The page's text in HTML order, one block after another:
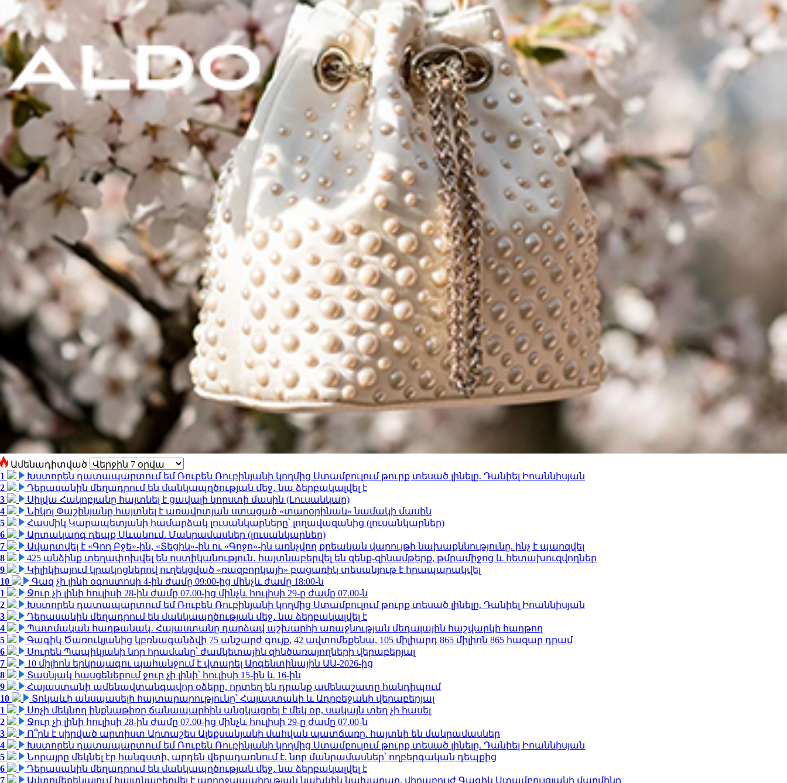
Ամենադիտված
1
Խստորեն դատապարտում եմ Ռուբեն Ռուբինյանի կողմից Ստամբուլում թուրք տեսած լինելը. Դանիել Իոաննիսյան
2
Դերասանին մեղադրում են մանկապղծության մեջ․ նա ձերբակալվել է
3
Սիլվա Հակոբյանը հայտնել է ցավալի կորստի մասին (Լուսանկար)
4
Նիկոլ Փաշինյանը հայտնել է առավոտյան ստացած «տարօրինակ» նամակի մասին
5
Հասմիկ Կարապետյանի համարձակ լուսանկարները՝ լողավազանից (լուսանկարներ)
6
Արտակարգ դեպք Սևանում. Մանրամասներ (լուսանկարներ)
7
Ավարտվել է «Գող Բջե»-ին, «Տեցիկ»-ին ու «Գոջո»-ին առնչվող քրեական վարույթի նախաքննությունը. ինչ է պարզվել
8
425 անձինք տեղափոխվել են ոստիկանություն․ հայտնաբերվել են զենք-զինամթերք, թմրամիջոց և հետախուզվողներ
9
Կիլիկիայում կրակոցներով ուղեկցված «ռազբորկայի» բացառիկ տեսանյութ է հրապարակվել
10
Գազ չի լինի օգոստոսի 4-ին ժամը 09:00-ից մինչև ժամը 18:00-ն
1
Ջուր չի լինի հուլիսի 28-ին ժամը 07.00-ից մինչև հուլիսի 29-ը ժամը 07.00-ն
2
Խստորեն դատապարտում եմ Ռուբեն Ռուբինյանի կողմից Ստամբուլում թուրք տեսած լինելը. Դանիել Իոաննիսյան
3
Դերասանին մեղադրում են մանկապղծության մեջ․ նա ձերբակալվել է
4
Պատմական հաղթանակ․ Հայաստանը դարձավ աշխարհի առաջնության մեդալային հաշվարկի հաղթող
5
Գագիկ Ծառուկյանից կբռնագանձվի 75 անշարժ գույք, 42 ավտոմեքենա, 105 միլիարդ 865 միլիոն 865 հազար դրամ
6
Սուրեն Պապիկյանի նոր հրամանը՝ ժամկետային զինծառայողների վերաբերյալ
7
10 միլիոն երկրպագու պահանջում է վտարել Արգենտինային ԱԱ-2026-ից
8
Տասնյակ հասցեներում ջուր չի լինի՝ հուլիսի 15-ին և 16-ին
9
Հայաստանի ամենավտանգավոր օձերը. որտեղ են դրանք ամենաշատը հանդիպում
10
Տոկաևի անսպասելի հայտարարությունը՝ Հայաստանի և Ադրբեջանի վերաբերյալ
1
Սոչի մեկնող ինքնաթիռը ճանապարհին անցկացրել է մեկ օր, սակայն տեղ չի հասել
2
Ջուր չի լինի հուլիսի 28-ին ժամը 07.00-ից մինչև հուլիսի 29-ը ժամը 07.00-ն
3
Ո՞րն է սիրված արտիստ Արտաշես Ալեքսանյանի մահվան պատճառը. հայտնի են մանրամասներ
4
Խստորեն դատապարտում եմ Ռուբեն Ռուբինյանի կողմից Ստամբուլում թուրք տեսած լինելը. Դանիել Իոաննիսյան
5
Նորայրը մեկնել էր հանգստի, արդեն վերադառնում է. նոր մանրամասներ՝ ողբերգական դեպքից
6
Դերասանին մեղադրում են մանկապղծության մեջ․ նա ձերբակալվել է
7
Ավտոմեքենայում հայտնաբերվել է առողջապահության նախկին նախարար, վիրաբույժ Գագիկ Ստամբուլցյանի մարմինը